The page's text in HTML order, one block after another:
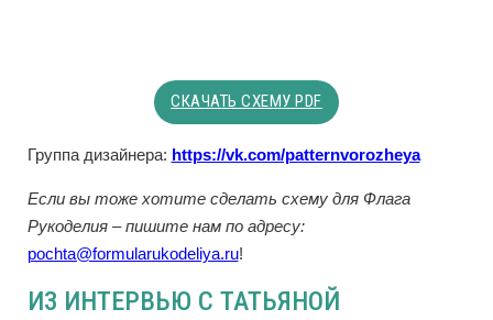
СКАЧАТЬ СХЕМУ PDF
Группа дизайнера: https://vk.com/patternvorozheya
Если вы тоже хотите сделать схему для Флага
Рукоделия – пишите нам по адресу:
pochta@formularukodeliya.ru!
ИЗ ИНТЕРВЬЮ С ТАТЬЯНОЙ